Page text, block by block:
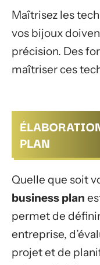
Maîtrisez les
vos bijoux
précision. Des
maîtriser ces
PLAN
Quelle que soit
business plan
permet de
entreprise,
projet et de